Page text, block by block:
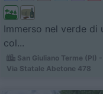
Immerso nel verde di
col...
San Giuliano Terme (PI)
Via Statale Abetone 478